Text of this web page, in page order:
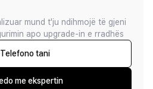
mund t'ju ndihmojë të gjeni
apo upgrade-in e rradhës
Telefono tani
me ekspertin